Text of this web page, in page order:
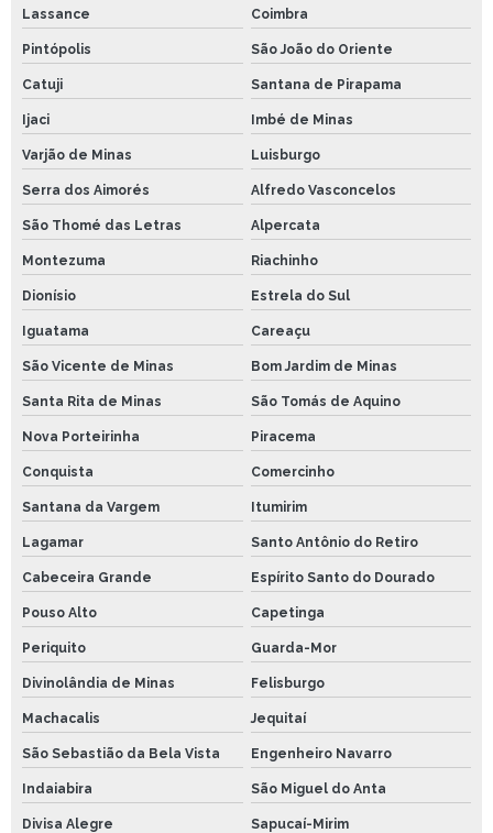
Lassance Coimbra
Pintópolis São João do Oriente
Catuji Santana de Pirapama
Ijaci Imbé de Minas
Varjão de Minas Luisburgo
Serra dos Aimorés Alfredo Vasconcelos
São Thomé das Letras Alpercata
Montezuma Riachinho
Dionísio Estrela do Sul
Iguatama Careaçu
São Vicente de Minas Bom Jardim de Minas
Santa Rita de Minas São Tomás de Aquino
Nova Porteirinha Piracema
Conquista Comercinho
Santana da Vargem Itumirim
Lagamar Santo Antônio do Retiro
Cabeceira Grande Espírito Santo do Dourado
Pouso Alto Capetinga
Periquito Guarda-Mor
Divinolândia de Minas Felisburgo
Machacalis Jequitaí
São Sebastião da Bela Vista Engenheiro Navarro
Indaiabira São Miguel do Anta
Divisa Alegre Sapucaí-Mirim